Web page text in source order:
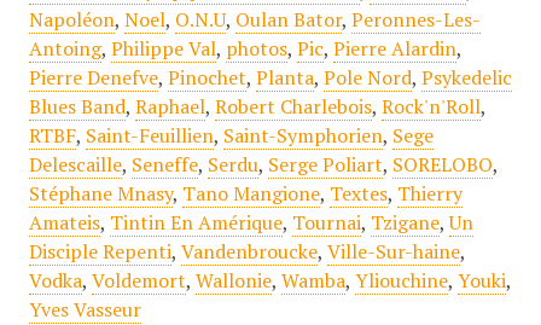
Napoléon, Noel, O.N.U, Oulan Bator, Peronnes-Les-
Antoing, Philippe Val, photos, Pic, Pierre Alardin,
Pierre Denefve, Pinochet, Planta, Pole Nord, Psykedelic
Blues Band, Raphael, Robert Charlebois, Rock'n'Roll,
RTBF, Saint-Feuillien, Saint-Symphorien, Sege
Delescaille, Seneffe, Serdu, Serge Poliart, SORELOBO,
Stéphane Mnasy, Tano Mangione, Textes, Thierry
Amateis, Tintin En Amérique, Tournai, Tzigane,Un
Disciple Repenti, Vandenbroucke, Ville-Sur-haine,
Vodka, Voldemort, Wallonie, Wamba, Yliouchine, Youki,
Yves Vasseur